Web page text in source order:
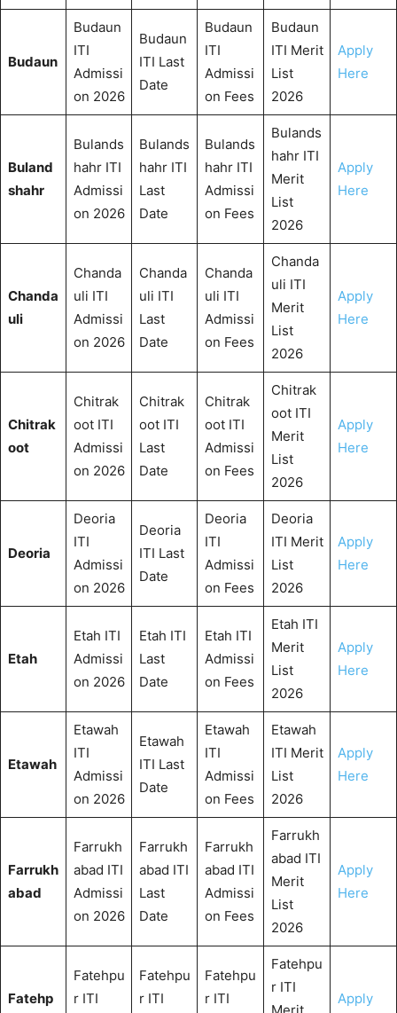
Budaun
Budaun
ITI
Admissi
on 2026
Budaun
ITI Last
Date
Budaun
ITI
Admissi
on Fees
Budaun
ITI Merit
List
2026
Apply
Here
Buland
shahr
Bulands
hahr ITI
Admissi
on 2026
Bulands
hahr ITI
Last
Date
Bulands
hahr ITI
Admissi
on Fees
Bulands
hahr ITI
Merit
List
2026
Apply
Here
Chanda
uli
Chanda
uli ITI
Admissi
on 2026
Chanda
uli ITI
Last
Date
Chanda
uli ITI
Admissi
on Fees
Chanda
uli ITI
Merit
List
2026
Apply
Here
Chitrak
oot
Chitrak
oot ITI
Admissi
on 2026
Chitrak
oot ITI
Last
Date
Chitrak
oot ITI
Admissi
on Fees
Chitrak
oot ITI
Merit
List
2026
Apply
Here
Deoria
Deoria
ITI
Admissi
on 2026
Deoria
ITI Last
Date
Deoria
ITI
Admissi
on Fees
Deoria
ITI Merit
List
2026
Apply
Here
Etah
Etah ITI
Admissi
on 2026
Etah ITI
Last
Date
Etah ITI
Admissi
on Fees
Etah ITI
Merit
List
2026
Apply
Here
Etawah
Etawah
ITI
Admissi
on 2026
Etawah
ITI Last
Date
Etawah
ITI
Admissi
on Fees
Etawah
ITI Merit
List
2026
Apply
Here
Farrukh
abad
Farrukh
abad ITI
Admissi
on 2026
Farrukh
abad ITI
Last
Date
Farrukh
abad ITI
Admissi
on Fees
Farrukh
abad ITI
Merit
List
2026
Apply
Here
Fatehp
Fatehpu
r ITI
Fatehpu
r ITI
Fatehpu
r ITI
Fatehpu
r ITI
Apply